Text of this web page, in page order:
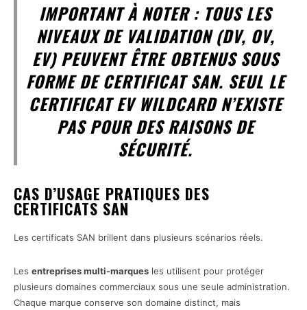
IMPORTANT À NOTER: TOUS LES
NIVEAUX DE VALIDATION (DV, OV,
EV) PEUVENT ÊTRE OBTENUS SOUS
FORME DE CERTIFICAT SAN. SEUL LE
CERTIFICAT EV WILDCARD N’EXISTE
PAS POUR DES RAISONS DE
SÉCURITÉ.
CAS D’USAGE PRATIQUES DES
CERTIFICATS SAN
Les certificats SAN brillent dans plusieurs scénarios réels.
Les entreprises multi-marques les utilisent pour protéger
plusieurs domaines commerciaux sous une seule administration.
Chaque marque conserve son domaine distinct, mais